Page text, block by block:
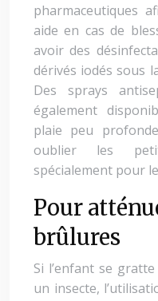
pharmaceutiques
aide en cas de
avoir des
dérivés iodés sous
Des sprays
également
plaie peu
oublier les
spécialement pour
Pour
brûlures
Si l’enfant se
un insecte,